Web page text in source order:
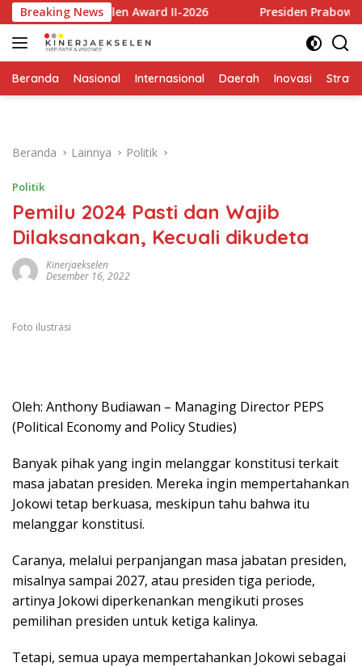
Langsung
ke
konten
Breaking News
Ekselen Award II-2026 Presiden Prabowo Apresiasi
Beranda Nasional Internasional Daerah Inovasi
Beranda Lainnya Politik
Politik
Pemilu 2024 Pasti dan Wajib
Dilaksanakan, Kecuali dikudeta
Kinerjaekselen
Desember 16, 2022
Foto ilustrasi
Oleh: Anthony Budiawan – Managing Director PEPS
(Political Economy and Policy Studies)
Banyak pihak yang ingin melanggar konstitusi terkait
masa jabatan presiden. Mereka ingin mempertahankan
Jokowi tetap berkuasa, meskipun tahu bahwa itu
melanggar konstitusi.
Caranya, melalui perpanjangan masa jabatan presiden,
misalnya sampai 2027, atau presiden tiga periode,
artinya Jokowi diperkenankan mengikuti proses
pemilihan presiden untuk ketiga kalinya.
Tetapi, semua upaya mempertahankan Jokowi sebagai